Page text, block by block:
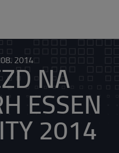
2014 NA
ESSEN
2014